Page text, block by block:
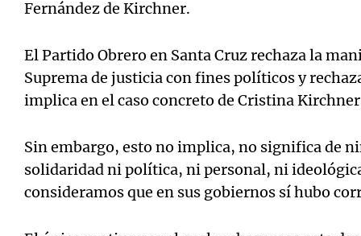
Fernández de Kirchner.
El Partido Obrero en Santa Cruz rechaza la
Suprema de justicia con fines políticos y
implica en el caso concreto de Cristina
Sin embargo, esto no implica, no significa de
solidaridad ni política, ni personal, ni
consideramos que en sus gobiernos sí hubo